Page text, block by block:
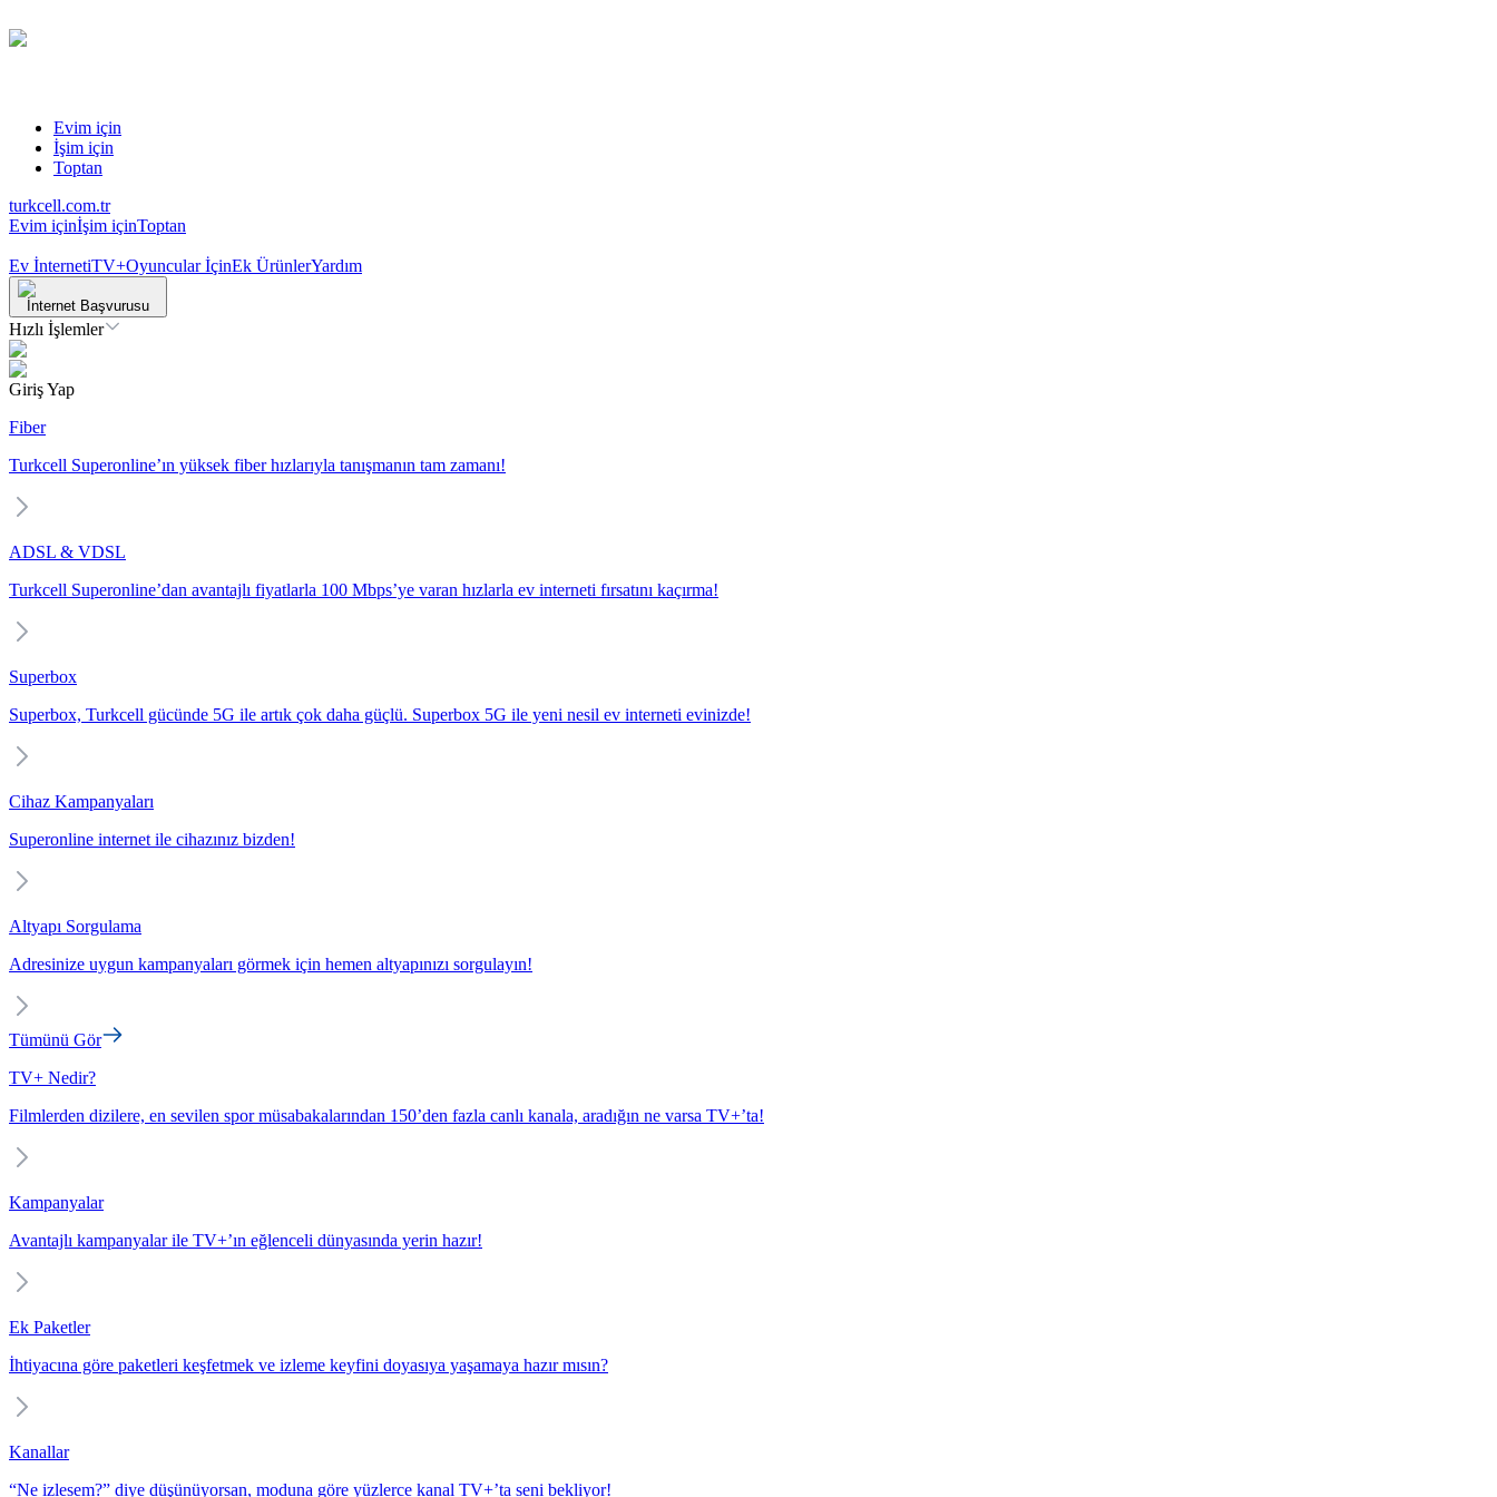
Evim için
İşim için
Toptan
turkcell.com.tr
Evim içinİşim içinToptan
Ev İnternetiTV+Oyuncular İçinEk ÜrünlerYardım
İnternet Başvurusu
Hızlı İşlemler
Giriş Yap
Fiber
Turkcell Superonline’ın yüksek fiber hızlarıyla tanışmanın tam zamanı!
ADSL & VDSL
Turkcell Superonline’dan avantajlı fiyatlarla 100 Mbps’ye varan hızlarla ev interneti fırsatını kaçırma!
Superbox
Superbox, Turkcell gücünde 5G ile artık çok daha güçlü. Superbox 5G ile yeni nesil ev interneti evinizde!
Cihaz Kampanyaları
Superonline internet ile cihazınız bizden!
Altyapı Sorgulama
Adresinize uygun kampanyaları görmek için hemen altyapınızı sorgulayın!
Tümünü Gör
TV+ Nedir?
Filmlerden dizilere, en sevilen spor müsabakalarından 150’den fazla canlı kanala, aradığın ne varsa TV+’ta!
Kampanyalar
Avantajlı kampanyalar ile TV+’ın eğlenceli dünyasında yerin hazır!
Ek Paketler
İhtiyacına göre paketleri keşfetmek ve izleme keyfini doyasıya yaşamaya hazır mısın?
Kanallar
“Ne izlesem?” diye düşünüyorsan, moduna göre yüzlerce kanal TV+’ta seni bekliyor!